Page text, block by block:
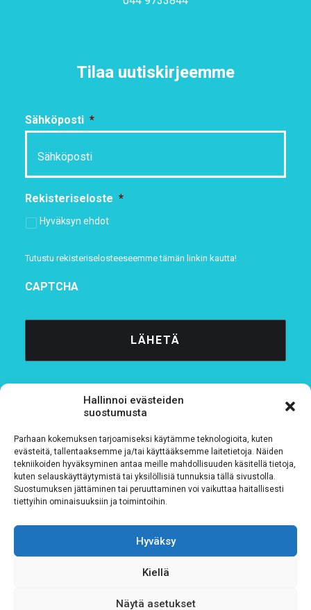
Hallinnoi evästeiden
suostumusta
Parhaan kokemuksen tarjoamiseksi käytämme teknologioita, kuten
evästeitä, tallentaaksemme ja/tai käyttääksemme laitetietoja. Näiden
tekniikoiden hyväksyminen antaa meille mahdollisuuden käsitellä tietoja,
kuten selauskäyttäytymistä tai yksilöllisiä tunnuksia tällä sivustolla.
Suostumuksen jättäminen tai peruuttaminen voi vaikuttaa haitallisesti
tiettyihin ominaisuuksiin ja toimintoihin.
Hyväksy
Kiellä
Näytä asetukset
Tilaa uutiskirjeemme
Sähköposti *
Rekisteriseloste *
Hyväksyn ehdot
Tutustu rekisteriselosteeseemmetämän linkin kautta!
CAPTCHA
Tietosuojaseloste
Verkkolaskutustiedot